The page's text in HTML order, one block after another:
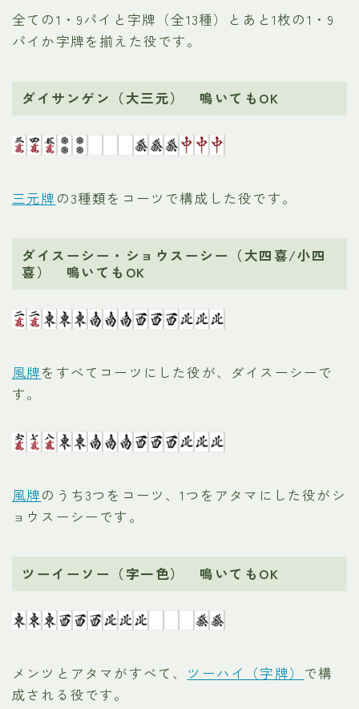
全ての1・9パイと字牌（全13種）とあと1枚の1・9
パイか字牌を揃えた役です。
ダイサンゲン（大三元） 鳴いてもOK
三元牌 の3種類をコーツで構成した役です。
ダイスーシー・ショウスーシー（大四喜/小四
喜） 鳴いてもOK
風牌をすべてコーツにした役が、ダイスーシーで
す。
風牌のうち3つをコーツ、1つをアタマにした役がシ
ョウスーシーです。
ツーイーソー（字一色） 鳴いてもOK
メンツとアタマがすべて、 ツーハイ（字牌） で構
成される役です。